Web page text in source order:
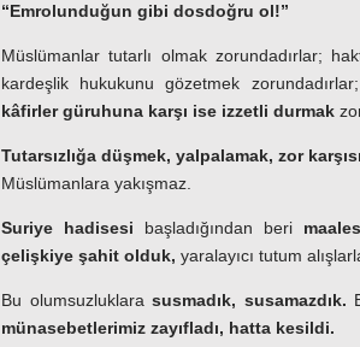
“Emrolunduğun gibi dosdoğru ol!”
Müslümanlar tutarlı olmak zorundadırlar;
kardeşlik hukukunu gözetmek zorundadırlar;
kâfirler güruhuna karşı ise izzetli durmak
Tutarsızlığa düşmek, yalpalamak, zor
Müslümanlara yakışmaz.
Suriye hadisesi başladığından beri
çelişkiye şahit olduk, yaralayıcı tutum
Bu olumsuzluklara susmadık, susamazdık.
münasebetlerimiz zayıfladı, hatta kesildi.